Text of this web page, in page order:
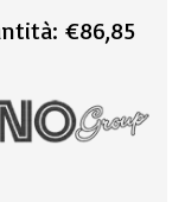
€86,85